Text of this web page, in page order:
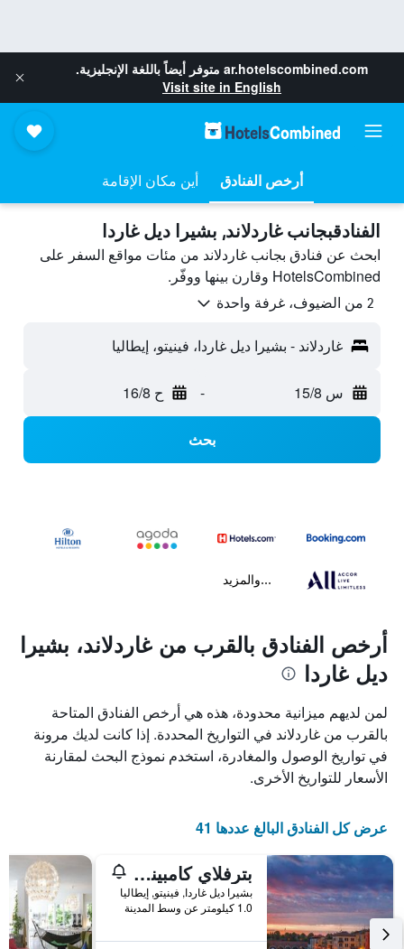
ar.hotelscombined.com متوفر أيضاً باللغة الإنجليزية.
Visit site in English
أرخص الفنادق أين مكان الإقامة
الفنادقبجانب غاردلاند, بشيرا ديل غاردا
ابحث عن فنادق بجانب غاردلاند من مئات مواقع السفر على
HotelsCombined وقارن بينها ووفّر.
2 من الضيوف، غرفة واحدة
غاردلاند - بشيرا ديل غاردا، فينيتو، إيطاليا
س 15/8 - ح 16/8
بحث
...والمزيد
أرخص الفنادق بالقرب من غاردلاند، بشيرا
ديل غاردا
لمن لديهم ميزانية محدودة، هذه هي أرخص الفنادق المتاحة
بالقرب من غاردلاند في التواريخ المحددة. إذا كانت لديك مرونة
في تواريخ الوصول والمغادرة، استخدم نموذج البحث لمقارنة
الأسعار للتواريخ الأخرى.
عرض كل الفنادق البالغ عددها 41
بترفلاي كامبينج فيليدج
بشيرا ديل غاردا, فينيتو, إيطاليا
1.0 كيلومتر عن وسط المدينة